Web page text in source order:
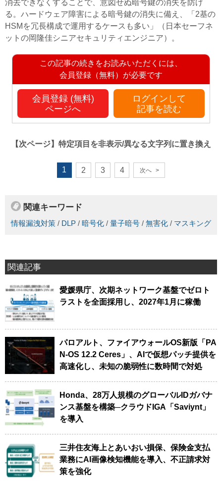
消去できなくすることで、意図せぬ暗号鍵の消失を防げ
る。ハードウェア障害による暗号鍵の消失に備え、「2基の
HSMを冗長構成で運用するケースも多い」（日本セーフネ
ットの岡隆佳シニアセキュリティエンジニア）。
この記事の続きをお読みいただくには、
会員登録（無料）が必要です
会員登録 (無料)
ページへ
ログインして
記事を読む
【次ページ】 特定項目を非表示/異なる文字列に置き換え
1 2 3 4 次へ >
関連キーワード
情報漏洩対策 / DLP / 暗号化 / 量子暗号 / 無害化 / マスキング
関連記事
愛媛県庁、次期ネットワーク基盤でゼロト
ラストを全面採用し、2027年1月に稼働
パロアルト、ファイアウォールOS新版「PA
N-OS 12.2 Ceres」、AIで仮想パッチ提供を
高速化し、未知の脆弱性に数時間で対処
Honda、28万人規模のグローバルIDガバナ
ンス基盤を構築─クラウドIGA「Saviynt」
を導入
三井住友海上とあいおい損保、保険金支払
業務にAI画像検知機能を導入、不正請求対
策を強化